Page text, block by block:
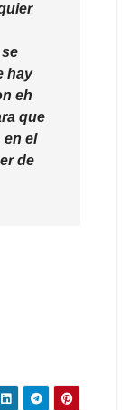
hay
eh
que
en el
de